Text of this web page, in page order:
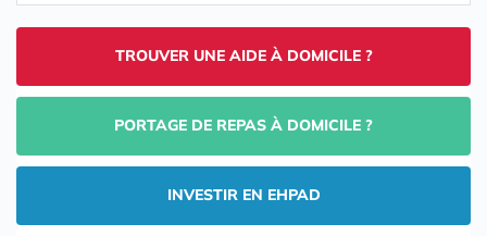
TROUVER UNE AIDE À DOMICILE ?
PORTAGE DE REPAS À DOMICILE ?
INVESTIR EN EHPAD